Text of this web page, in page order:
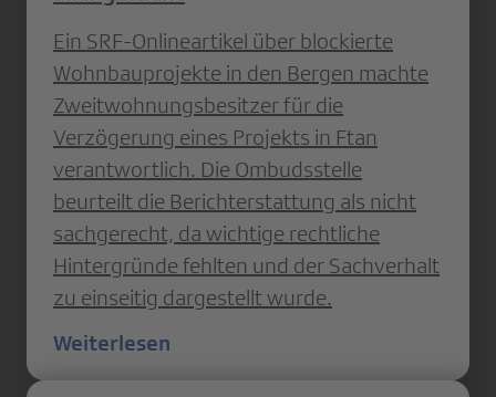
Ein SRF-Onlineartikel über blockierte
Wohnbauprojekte in den Bergen machte
Zweitwohnungsbesitzer für die
Verzögerung eines Projekts in Ftan
verantwortlich. Die Ombudsstelle
beurteilt die Berichterstattung als nicht
sachgerecht, da wichtige rechtliche
Hintergründe fehlten und der Sachverhalt
zu einseitig dargestellt wurde.
Weiterlesen